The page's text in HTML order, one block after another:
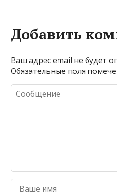
Добавить
Ваш адрес email не будет
Обязательные поля